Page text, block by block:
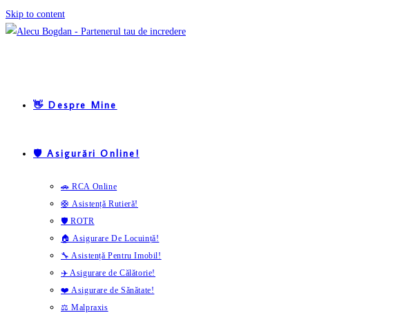
Skip to content
👋 Despre Mine
🛡️ Asigurări Online!
🚗 RCA Online
🛟 Asistență Rutieră!
🛡️ ROTR
🏠 Asigurare De Locuință!
🔧 Asistență Pentru Imobil!
✈️ Asigurare de Călătorie!
❤️ Asigurare de Sănătate!
⚖️ Malpraxis